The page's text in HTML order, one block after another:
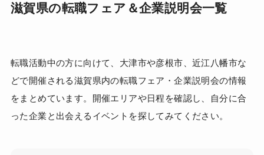
滋賀県の転職フェア＆企業説明会一覧
転職活動中の方に向けて、大津市や彦根市、近江八幡市な
どで開催される滋賀県内の転職フェア・企業説明会の情報
をまとめています。開催エリアや日程を確認し、自分に合
った企業と出会えるイベントを探してみてください。